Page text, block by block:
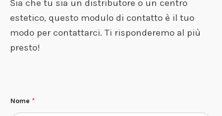
Sia che tu sia un distributore o un centro
estetico, questo modulo di contatto è il tuo
modo per contattarci. Ti risponderemo al più
presto!
Nome *